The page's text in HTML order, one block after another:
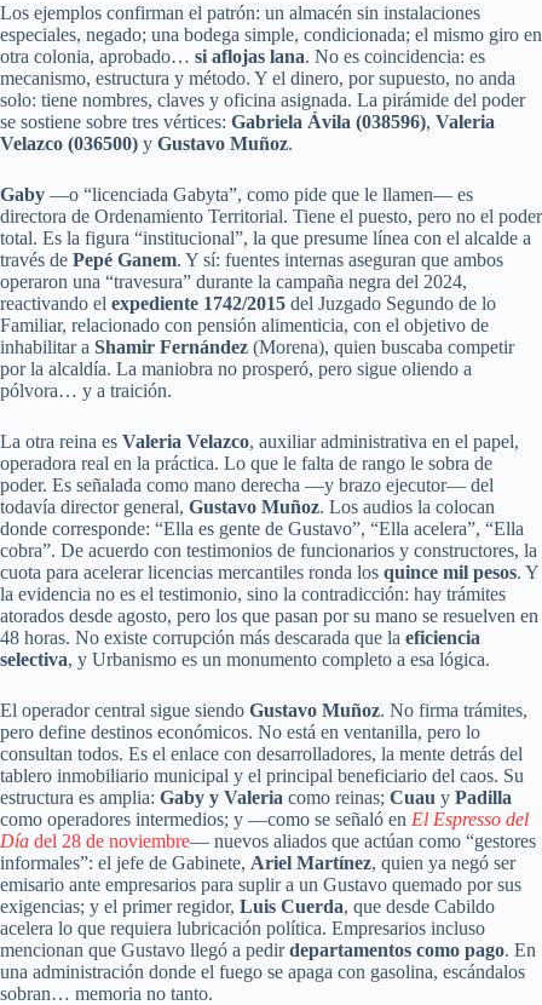
Los ejemplos confirman el patrón: un almacén sin instalaciones
especiales, negado; una bodega simple, condicionada; el mismo giro en
otra colonia, aprobado… si aflojas lana. No es coincidencia: es
mecanismo, estructura y método. Y el dinero, por supuesto, no anda
solo: tiene nombres, claves y oficina asignada. La pirámide del poder
se sostiene sobre tres vértices: Gabriela Ávila (038596), Valeria
Velazco (036500) y Gustavo Muñoz.
Gaby —o “licenciada Gabyta”, como pide que le llamen— es
directora de Ordenamiento Territorial. Tiene el puesto, pero no el poder
total. Es la figura “institucional”, la que presume línea con el alcalde a
través de Pepé Ganem. Y sí: fuentes internas aseguran que ambos
operaron una “travesura” durante la campaña negra del 2024,
reactivando el expediente 1742/2015 del Juzgado Segundo de lo
Familiar, relacionado con pensión alimenticia, con el objetivo de
inhabilitar a Shamir Fernández (Morena), quien buscaba competir
por la alcaldía. La maniobra no prosperó, pero sigue oliendo a
pólvora… y a traición.
La otra reina es Valeria Velazco, auxiliar administrativa en el papel,
operadora real en la práctica. Lo que le falta de rango le sobra de
poder. Es señalada como mano derecha —y brazo ejecutor— del
todavía director general, Gustavo Muñoz. Los audios la colocan
donde corresponde: “Ella es gente de Gustavo”, “Ella acelera”, “Ella
cobra”. De acuerdo con testimonios de funcionarios y constructores, la
cuota para acelerar licencias mercantiles ronda los quince mil pesos. Y
la evidencia no es el testimonio, sino la contradicción: hay trámites
atorados desde agosto, pero los que pasan por su mano se resuelven en
48 horas. No existe corrupción más descarada que la eficiencia
selectiva, y Urbanismo es un monumento completo a esa lógica.
El operador central sigue siendo Gustavo Muñoz. No firma trámites,
pero define destinos económicos. No está en ventanilla, pero lo
consultan todos. Es el enlace con desarrolladores, la mente detrás del
tablero inmobiliario municipal y el principal beneficiario del caos. Su
estructura es amplia: Gaby y Valeria como reinas; Cuau y Padilla
como operadores intermedios; y —como se señaló en El Espresso del
Día del 28 de noviembre— nuevos aliados que actúan como “gestores
informales”: el jefe de Gabinete, Ariel Martínez, quien ya negó ser
emisario ante empresarios para suplir a un Gustavo quemado por sus
exigencias; y el primer regidor, Luis Cuerda, que desde Cabildo
acelera lo que requiera lubricación política. Empresarios incluso
mencionan que Gustavo llegó a pedirdepartamentos como pago. En
una administración donde el fuego se apaga con gasolina, escándalos
sobran… memoria no tanto.